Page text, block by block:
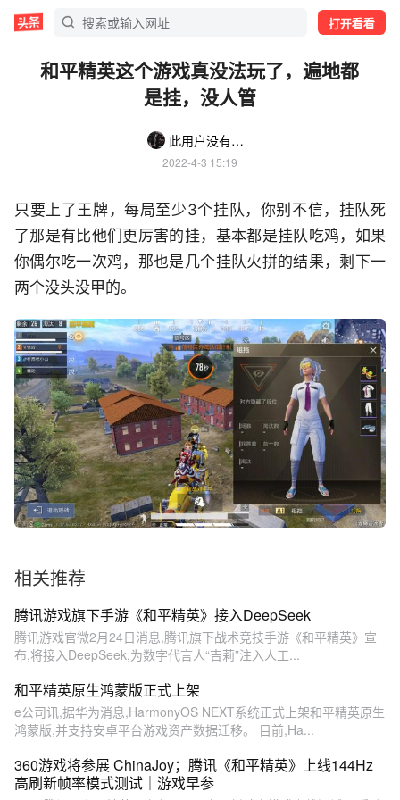
打开看看
和平精英这个游戏真没法玩了，遍地都
是挂，没人管
此用户没有名字aa
2022-4-3 15:19
只要上了王牌，每局至少3个挂队，你别不信，挂队死
了那是有比他们更厉害的挂，基本都是挂队吃鸡，如果
你偶尔吃一次鸡，那也是几个挂队火拼的结果，剩下一
两个没头没甲的。
相关推荐
腾讯游戏旗下手游《和平精英》接入DeepSeek
腾讯游戏官微2月24日消息,腾讯旗下战术竞技手游《和平精英》宣
布,将接入DeepSeek,为数字代言人“吉莉”注入人工...
和平精英原生鸿蒙版正式上架
e公司讯,据华为消息,HarmonyOS NEXT系统正式上架和平精英原生
鸿蒙版,并支持安卓平台游戏资产数据迁移。 目前,Ha...
360游戏将参展 ChinaJoy；腾讯《和平精英》上线144Hz
高刷新帧率模式测试｜游戏早参